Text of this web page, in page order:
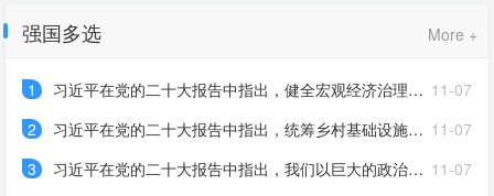
强国多选 More +
11-07
1
习近平在党的二十大报告中指出，健全宏观经济治理体系，发挥国家发展规划的____作用，加强____协调配合，着力扩大内需，增强____对经济发展的基础性作用和____对优化供给结构的关键作用
11-07
2
习近平在党的二十大报告中指出，统筹乡村基础设施____和____，建设____乡村。巩固和完善农村基本经营制度，发展____，发展____，发展____
11-07
3
习近平在党的二十大报告中指出，我们以巨大的政治勇气全面深化改革，各领域____框架基本建立，许多领域实现____，新一轮党和国家机构改革全面完成，中国特色社会主义制度____，国家治理体系和治理能力现代化水平____